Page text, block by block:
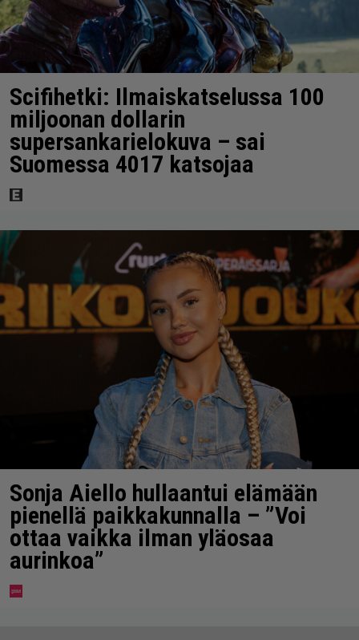
Scifihetki: Ilmaiskatselussa 100
miljoonan dollarin
supersankarielokuva – sai
Suomessa 4017 katsojaa
Sonja Aiello hullaantui elämään
pienellä paikkakunnalla – ”Voi
ottaa vaikka ilman yläosaa
aurinkoa”